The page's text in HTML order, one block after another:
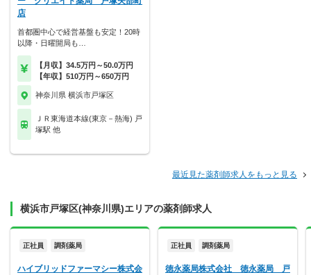
店
首都圏中心で経営基盤も安定！20時
以降・日曜開局も…
【月収】34.5万円～50.0万円
【年収】510万円～650万円
神奈川県 横浜市戸塚区
ＪＲ東海道本線(東京－熱海) 戸
塚駅 他
最近見た薬剤師求人をもっと見る
横浜市戸塚区(神奈川県)エリアの薬剤師求人
正社員 調剤薬局
ハイブリッドファーマシー株式会
正社員 調剤薬局
徳永薬局株式会社 徳永薬局 戸